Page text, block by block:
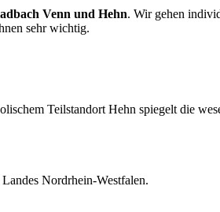
Venn und Hehn. Wir gehen
sehr wichtig.
Teilstandort Hehn spiegelt die
Nordrhein-Westfalen.